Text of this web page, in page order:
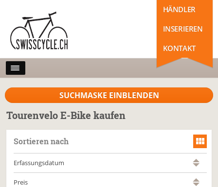
HÄNDLER
INSERIEREN
KONTAKT
SUCHMASKE EINBLENDEN
Tourenvelo E-Bike kaufen
Sortieren nach
Erfassungsdatum
Preis